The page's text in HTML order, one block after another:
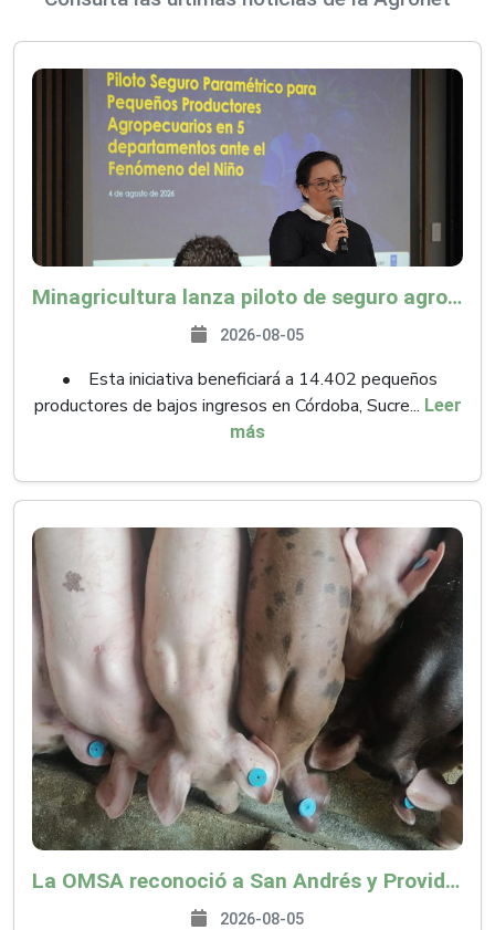
Minagricultura lanza piloto de seguro agropecuario por $9.625 millones para proteger a más de 14.000 pequeños productores contra riesgos del Fenómeno de El Niño
2026-08-05
• Esta iniciativa beneficiará a 14.402 pequeños
productores de bajos ingresos en Córdoba, Sucre... Leer
más
La OMSA reconoció a San Andrés y Providencia como zona libre de Peste Porcina Clásica (PPC)
2026-08-05